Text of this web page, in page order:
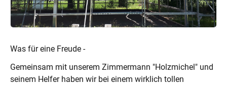
Was für eine Freude -
Gemeinsam mit unserem Zimmermann "Holzmichel" und
seinem Helfer haben wir bei einem wirklich tollen